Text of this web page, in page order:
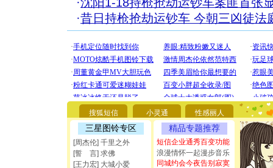
·昔日持枪抢劫运钞车 今朝三凶徒法
搜狐短信 小灵通 性感丽人
三星图铃专区
[周杰伦] 千里之外
[誓 言] 求佛
[王力宏] 大城小爱
精品专题推荐
短信企业通秀百变功能
浪漫情怀一起漫步音乐
同城约会今夜告别寂寞
[圣诞节]
你太多
要平安！
[圣诞节]
能正大光
都要快乐
[圣诞节]
如意,快
[元旦]看